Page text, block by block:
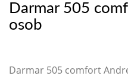
Darmar 505
osob
Darmar 505 comfort